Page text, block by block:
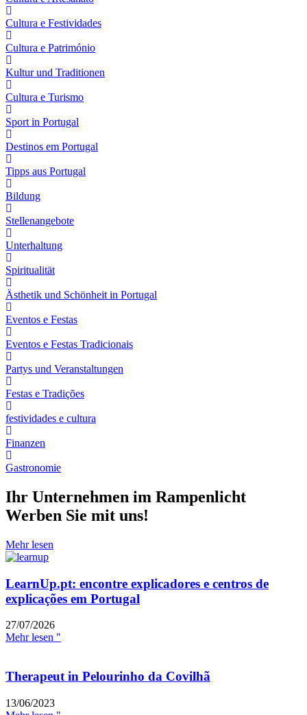
Cultura e Festividades
Cultura e Património
Kultur und Traditionen
Cultura e Turismo
Sport in Portugal
Destinos em Portugal
Tipps aus Portugal
Bildung
Stellenangebote
Unterhaltung
Spiritualität
Ästhetik und Schönheit in Portugal
Eventos e Festas
Eventos e Festas Tradicionais
Partys und Veranstaltungen
Festas e Tradições
festividades e cultura
Finanzen
Gastronomie
Ihr Unternehmen im Rampenlicht
Werben Sie mit uns!
Mehr lesen
LearnUp.pt: encontre explicadores e centros de
explicações em Portugal
27/07/2026
Mehr lesen "
Therapeut in Pelourinho da Covilhã
13/06/2023